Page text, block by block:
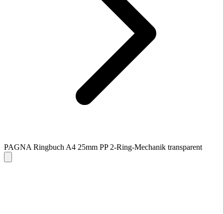
PAGNA Ringbuch A4 25mm PP 2-Ring-Mechanik transparent